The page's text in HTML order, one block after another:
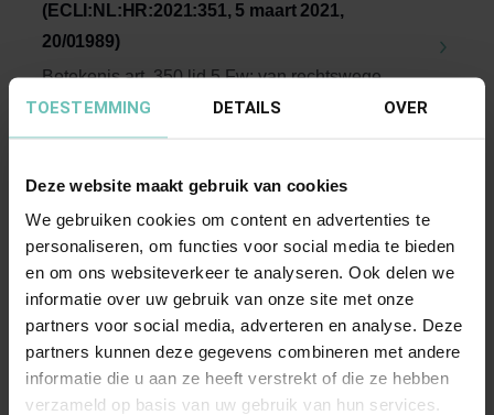
TOESTEMMING DETAILS OVER
Deze website maakt gebruik van cookies
We gebruiken cookies om content en advertenties te
personaliseren, om functies voor social media te bieden
en om ons websiteverkeer te analyseren. Ook delen we
informatie over uw gebruik van onze site met onze
partners voor social media, adverteren en analyse. Deze
partners kunnen deze gegevens combineren met andere
informatie die u aan ze heeft verstrekt of die ze hebben
verzameld op basis van uw gebruik van hun services.
(ECLI:NL:HR:2021:351, 5 maart 2021,
20/01989)
Betekenis art. 350 lid 5 Fw: van rechtswege
faillissement? Mogelijkheid tot herstel
einduitspraak: ...
Hoge Raad Updates
09 APRIL 2021